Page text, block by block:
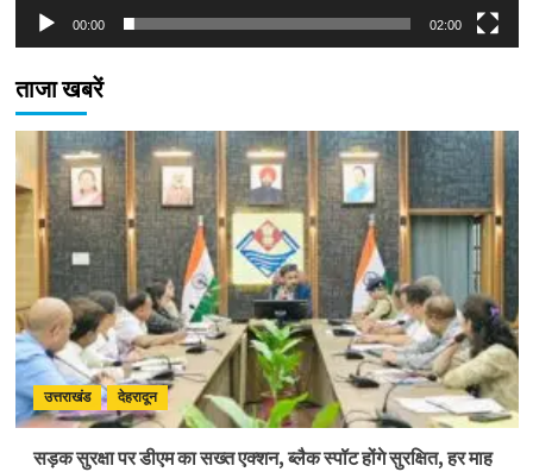
00:00 02:00
ताजा खबरें
उत्तराखंड देहरादून
सड़क सुरक्षा पर डीएम का सख्त एक्शन, ब्लैक स्पॉट होंगे सुरक्षित, हर माह